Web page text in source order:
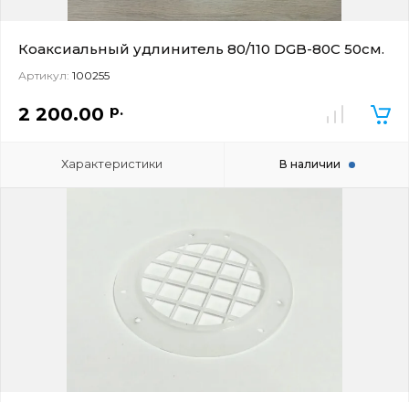
Коаксиальный удлинитель 80/110 DGB-80C 50см.
Артикул: 100255
2 200.00 р.
Характеристики В наличии